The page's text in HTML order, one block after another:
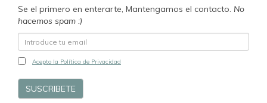
Se el primero en enterarte, Mantengamos el contacto. No
hacemos spam :)
Acepto la Política de Privacidad